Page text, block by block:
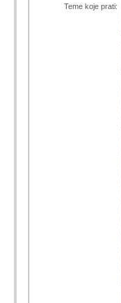
Teme koje prati: